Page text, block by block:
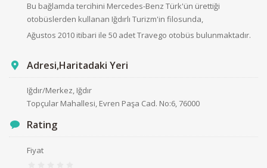
Bu bağlamda tercihini Mercedes-Benz Türk'ün ürettiği
otobüslerden kullanan Iğdırlı Turizm'in filosunda,
Ağustos 2010 itibari ile 50 adet Travego otobüs bulunmaktadır.
Adresi,Haritadaki Yeri
Iğdır/Merkez, Iğdır
Topçular Mahallesi, Evren Paşa Cad. No:6, 76000
Rating
Fiyat